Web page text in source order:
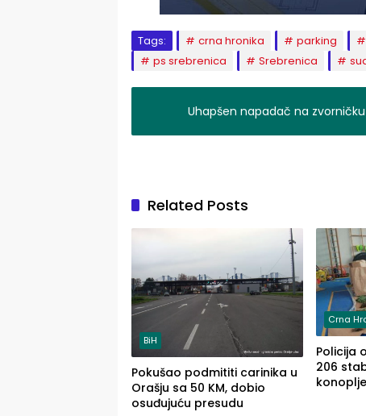
Tags: crna hronika parking
ps srebrenica
Srebrenica
Uhapšen napadač na
Related Posts
BiH
Pokušao podmititi carinika u
Orašju sa 50 KM, dobio
osuđujuću presudu
Crna
Policija
206